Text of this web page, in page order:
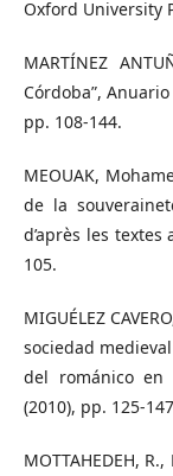
Oxford University
MARTÍNEZ
Córdoba”,
pp. 108-144.
MEOUAK,
de la
d’après les textes
105.
MIGUÉLEZ
sociedad
del románico en
(2010), pp. 125-
MOTTAHEDEH,